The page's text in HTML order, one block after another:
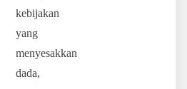
kebijakan
yang
menyesakkan
dada,